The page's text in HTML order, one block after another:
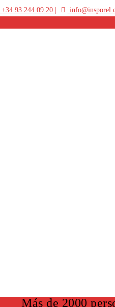
+34 93 244 09 20
Más de 2000